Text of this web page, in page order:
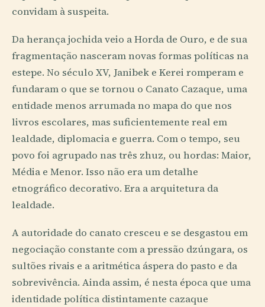
convidam à suspeita.
Da herança jochida veio a Horda de Ouro, e de sua
fragmentação nasceram novas formas políticas na
estepe. No século XV, Janibek e Kerei romperam e
fundaram o que se tornou o Canato Cazaque, uma
entidade menos arrumada no mapa do que nos
livros escolares, mas suficientemente real em
lealdade, diplomacia e guerra. Com o tempo, seu
povo foi agrupado nas três zhuz, ou hordas: Maior,
Média e Menor. Isso não era um detalhe
etnográfico decorativo. Era a arquitetura da
lealdade.
A autoridade do canato cresceu e se desgastou em
negociação constante com a pressão dzúngara, os
sultões rivais e a aritmética áspera do pasto e da
sobrevivência. Ainda assim, é nesta época que uma
identidade política distintamente cazaque